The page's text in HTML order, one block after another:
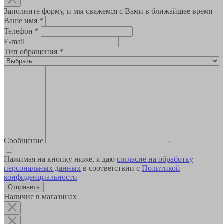
Заполните форму, и мы свяжемся с Вами в ближайшее время
Ваше имя *
Телефон *
E-mail
Тип обращения *
Сообщение
Нажимая на кнопку ниже, я даю согласие на обработку
персональных данных в соответствии с Политикой
конфиденциальности
Наличие в магазинах